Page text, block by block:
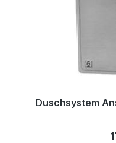
Duschsystem